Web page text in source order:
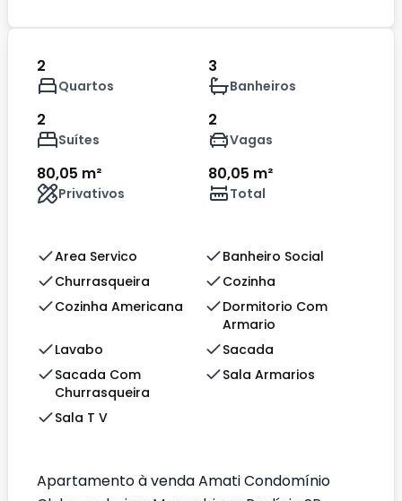
2
Quartos
3
Banheiros
2
Suítes
2
Vagas
80,05 m²
Privativos
80,05 m²
Total
Area Servico
Banheiro Social
Churrasqueira
Cozinha
Cozinha Americana
Dormitorio Com
Armario
Lavabo
Sacada
Sacada Com
Churrasqueira
Sala Armarios
Sala T V
Apartamento à venda Amati Condomínio